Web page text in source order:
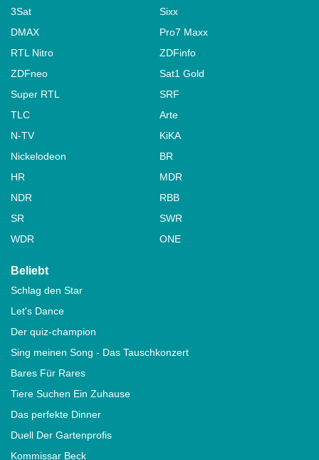
3Sat
Sixx
DMAX
Pro7 Maxx
RTL Nitro
ZDFinfo
ZDFneo
Sat1 Gold
Super RTL
SRF
TLC
Arte
N-TV
KiKA
Nickelodeon
BR
HR
MDR
NDR
RBB
SR
SWR
WDR
ONE
Beliebt
Schlag den Star
Let's Dance
Der quiz-champion
Sing meinen Song - Das Tauschkonzert
Bares Für Rares
Tiere Suchen Ein Zuhause
Das perfekte Dinner
Duell Der Gartenprofis
Kommissar Beck